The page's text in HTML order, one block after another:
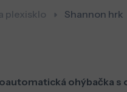
plexisklo Shannon hrk
ohýbačka